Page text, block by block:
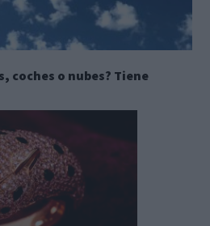
coches o nubes? Tiene